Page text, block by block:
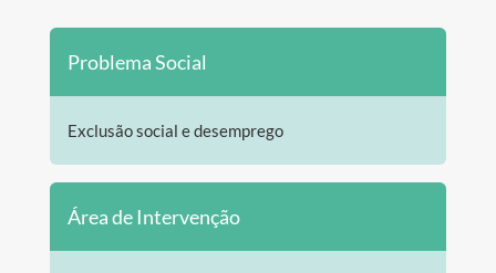
Problema Social
Exclusão social e desemprego
Área de Intervenção